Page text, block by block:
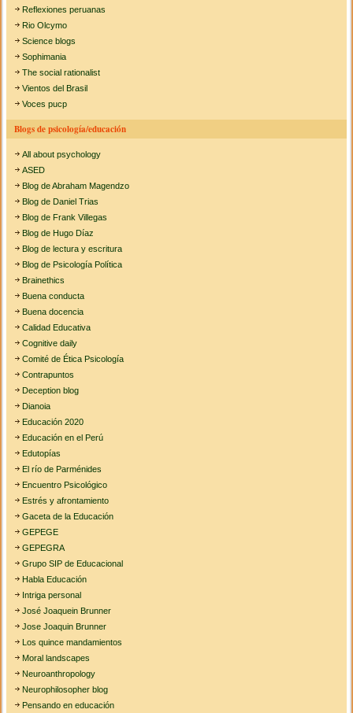
Reflexiones peruanas
Rio Olcymo
Science blogs
Sophimania
The social rationalist
Vientos del Brasil
Voces pucp
Blogs de psicología/educación
All about psychology
ASED
Blog de Abraham Magendzo
Blog de Daniel Trias
Blog de Frank Villegas
Blog de Hugo Díaz
Blog de lectura y escritura
Blog de Psicología Política
Brainethics
Buena conducta
Buena docencia
Calidad Educativa
Cognitive daily
Comité de Ética Psicología
Contrapuntos
Deception blog
Dianoia
Educación 2020
Educación en el Perú
Edutopías
El río de Parménides
Encuentro Psicológico
Estrés y afrontamiento
Gaceta de la Educación
GEPEGE
GEPEGRA
Grupo SIP de Educacional
Habla Educación
Intriga personal
José Joaquein Brunner
Jose Joaquin Brunner
Los quince mandamientos
Moral landscapes
Neuroanthropology
Neurophilosopher blog
Pensando en educación